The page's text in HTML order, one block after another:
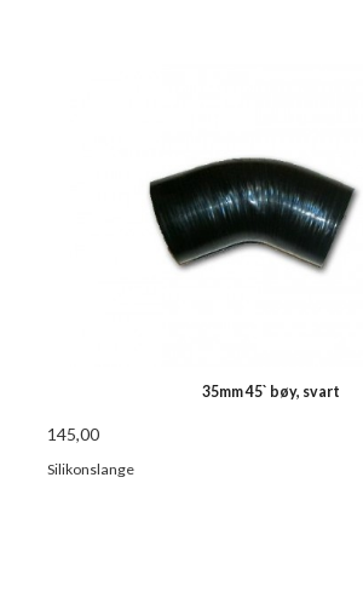
35mm 45` bøy, svart
145,00
Silikonslange